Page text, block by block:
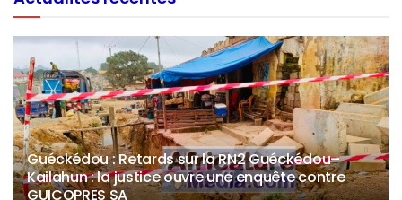
Guéckédou : Retards sur la RN2 Guéckédou–
Kailahun : la justice ouvre une enquête contre
GUICOPRES SA